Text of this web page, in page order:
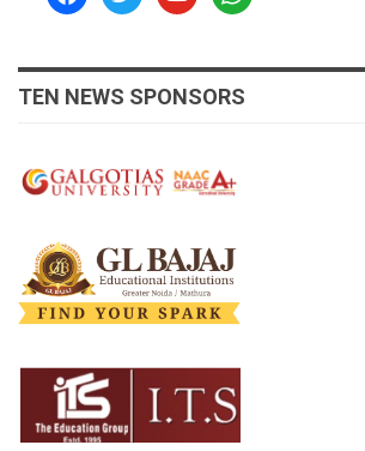
TEN NEWS SPONSORS